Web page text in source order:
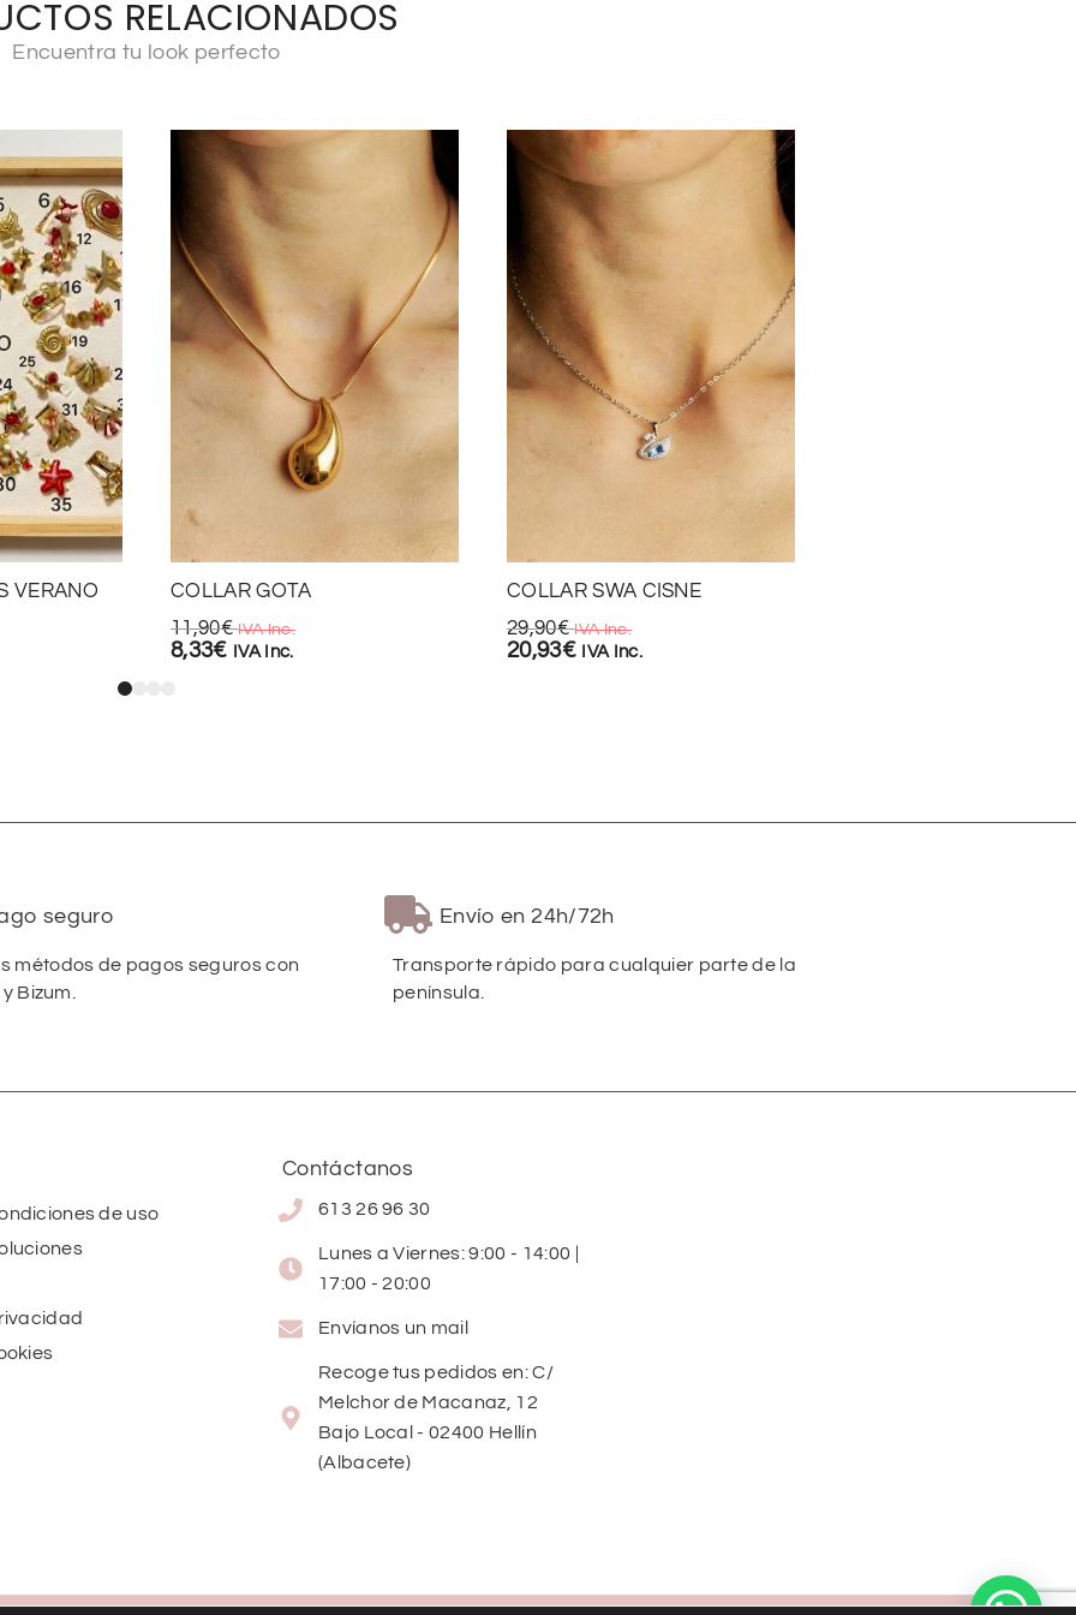
RELACIONADOS
Encuentra tu look perfecto
VERANO
COLLAR GOTA
11,90€ IVA Inc.
8,33€ IVA Inc.
COLLAR SWA CISNE
29,90€ IVA Inc.
20,93€ IVA Inc.
seguro
métodos de pagos seguros con
Bizum.
Envío en 24h/72h
Transporte rápido para cualquier parte de la
península.
de uso
Contáctanos
613 26 96 30
Lunes a Viernes: 9:00 - 14:00 |
17:00 - 20:00
Envíanos un mail
Recoge tus pedidos en: C/
Melchor de Macanaz, 12
Bajo Local - 02400 Hellín
(Albacete)